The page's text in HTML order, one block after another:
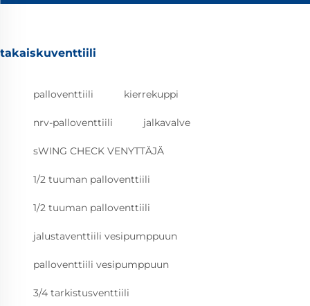
takaiskuventtiili
palloventtiili kierrekuppi
nrv-palloventtiili jalkavalve
sWING CHECK VENYTTÄJÄ
1/2 tuuman palloventtiili
1/2 tuuman palloventtiili
jalustaventtiili vesipumppuun
palloventtiili vesipumppuun
3/4 tarkistusventtiili